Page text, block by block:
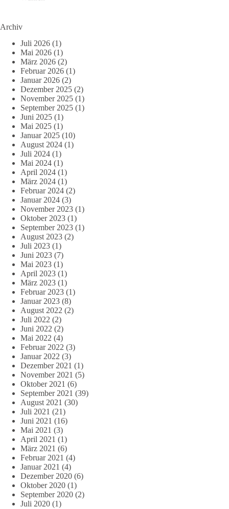
Archiv
Juli 2026 (1)
Mai 2026 (1)
März 2026 (2)
Februar 2026 (1)
Januar 2026 (2)
Dezember 2025 (2)
November 2025 (1)
September 2025 (1)
Juni 2025 (1)
Mai 2025 (1)
Januar 2025 (10)
August 2024 (1)
Juli 2024 (1)
Mai 2024 (1)
April 2024 (1)
März 2024 (1)
Februar 2024 (2)
Januar 2024 (3)
November 2023 (1)
Oktober 2023 (1)
September 2023 (1)
August 2023 (2)
Juli 2023 (1)
Juni 2023 (7)
Mai 2023 (1)
April 2023 (1)
März 2023 (1)
Februar 2023 (1)
Januar 2023 (8)
August 2022 (2)
Juli 2022 (2)
Juni 2022 (2)
Mai 2022 (4)
Februar 2022 (3)
Januar 2022 (3)
Dezember 2021 (1)
November 2021 (5)
Oktober 2021 (6)
September 2021 (39)
August 2021 (30)
Juli 2021 (21)
Juni 2021 (16)
Mai 2021 (3)
April 2021 (1)
März 2021 (6)
Februar 2021 (4)
Januar 2021 (4)
Dezember 2020 (6)
Oktober 2020 (1)
September 2020 (2)
Juli 2020 (1)